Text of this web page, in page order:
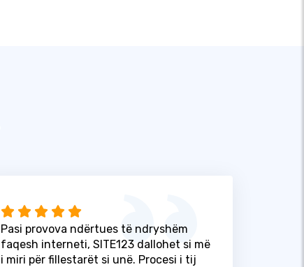
Pasi provova ndërtues të ndryshëm
faqesh interneti, SITE123 dallohet si më
i miri për fillestarët si unë. Procesi i tij